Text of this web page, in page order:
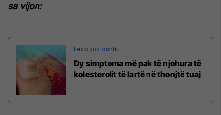
sa vijon:
Dy simptoma më pak të njohura të
kolesterolit të lartë në thonjtë tuaj